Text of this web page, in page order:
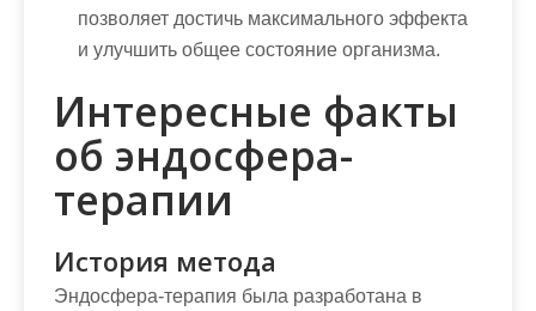
позволяет достичь максимального эффекта
и улучшить общее состояние организма.
Интересные факты
об эндосфера-
терапии
История метода
Эндосфера-терапия была разработана в